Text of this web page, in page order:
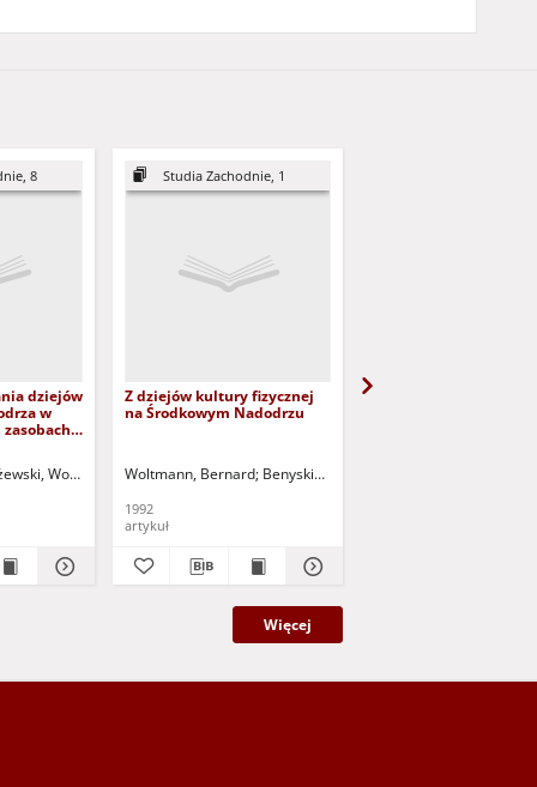
8
dziejów
w
Wojciech (1960- ) - red.
Studia Zachodnie, 1
Z dziejów kultury fizycznej
na Środkowym Nadodrzu
Woltmann, Bernard Benyskiewicz, Joachim (1936-2011) - red.
1992
artykuł
Więcej